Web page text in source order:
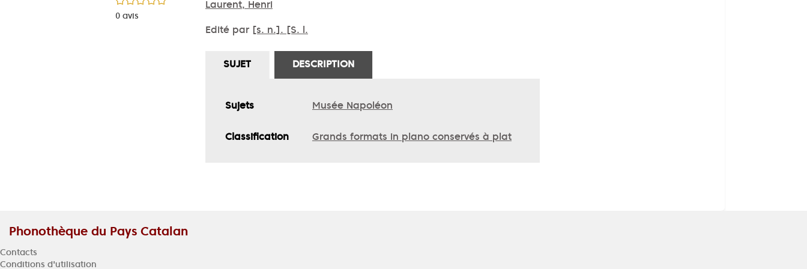
0 avis
Laurent, Henri
Edité par [s. n.]. [S. l.
SUJET DESCRIPTION
Sujets Musée Napoléon
Classification Grands formats in plano conservés à plat
Phonothèque du Pays Catalan
Contacts
Conditions d'utilisation